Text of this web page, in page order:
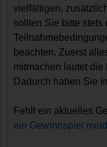
vielfältigen,
sollten Sie bitte stets
beachten. Zuerst
mitmachen lautet
Dadurch haben Sie
Fehlt ein aktuelles
ein Gewinnspiel